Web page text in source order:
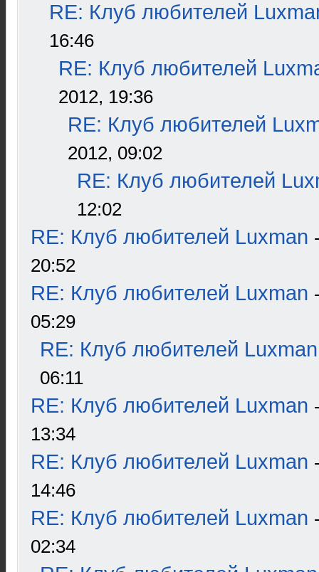
RE: Клуб любителей
16:46
RE: Клуб любителей
2012, 19:36
RE: Клуб любителей
2012, 09:02
RE: Клуб любителей
12:02
RE: Клуб любителей Luxman
20:52
RE: Клуб любителей Luxman
05:29
RE: Клуб любителей Luxman
06:11
RE: Клуб любителей Luxman
13:34
RE: Клуб любителей Luxman
14:46
RE: Клуб любителей Luxman
02:34